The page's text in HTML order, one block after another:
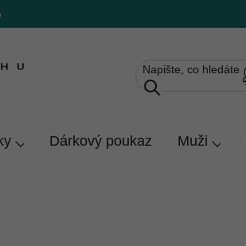
Dárkový poukaz Muži